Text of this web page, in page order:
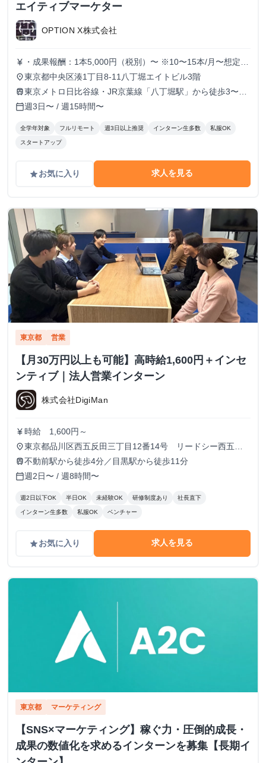
エイティブマーケター
OPTION X株式会社
currency_yen ・成果報酬：1本5,000円（税別）〜 ※10〜15本/月〜想定
※経験、実績、能力等によって変動 ※トライアル期間の場
合変動あり
place東京都中央区湊1丁目8-11八丁堀エイトビル3階
train東京メトロ日比谷線・JR京葉線「八丁堀駅」から徒歩3〜6
分
calendar_today週3日〜 / 週15時間〜
全学年対象 フルリモート 週3日以上推奨 インターン生多数 私服OK
スタートアップ
gradeお気に入り 求人を見る
東京都 営業
【月30万円以上も可能】高時給1,600円＋インセ
ンティブ｜法人営業インターン
株式会社DigiMan
currency_yen 時給 1,600円～
place東京都品川区西五反田三丁目12番14号 リードシー西五反
田ビル7-8階（受付8階）
train不動前駅から徒歩4分／目黒駅から徒歩11分
calendar_today週2日〜 / 週8時間〜
週2日以下OK 半日OK 未経験OK 研修制度あり 社長直下
インターン生多数 私服OK ベンチャー
gradeお気に入り 求人を見る
東京都 マーケティング
【SNS×マーケティング】稼ぐ力・圧倒的成長・
成果の数値化を求めるインターンを募集【長期イ